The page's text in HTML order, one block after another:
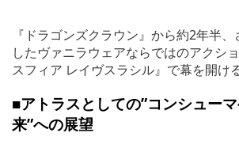
『ドラゴンズクラウン』から約2年半
したヴァニラウェアならではのアクシ
スフィア レイヴスラシル』で幕を開ける
■アトラスとしての”コンシュー
来”への展望